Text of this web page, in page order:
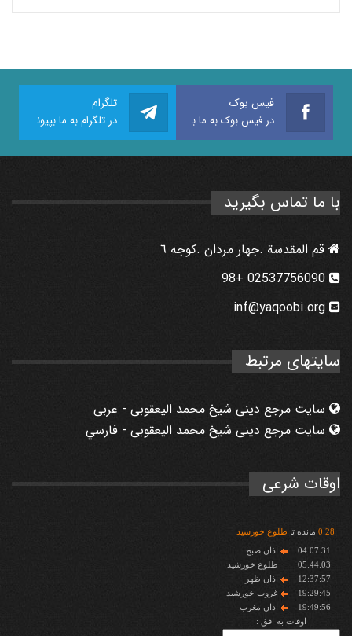
فیس بوک
در فیس بوک به ما بپیوندید
تلگرام
در تلگرام به ما بپیوندید
با ما تماس بگیرید
قم المقدسة .جهار مردان .كوجه ٦
inf@yaqoobi.org
سایتهای مرتبط
سایت مرجع دینی شیخ محمد الیعقوبی - عربی
سایت مرجع دینی شیخ محمد الیعقوبی - فارسي
اوقات شرعی
0:28 مانده تا طلوع خورشید
04:07:31
اذان صبح
05:44:03
طلوع خورشید
12:37:57
اذان ظهر
19:29:45
غروب خورشید
19:49:56
اذان مغرب
اوقات به افق :